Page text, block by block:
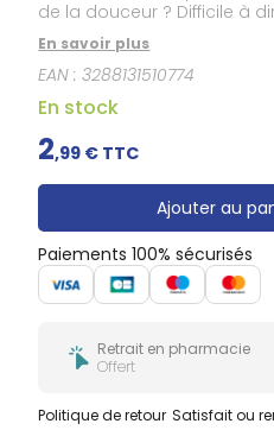
Douleurs
dentaires
Gencives
Hygiène
de la douceur ? Difficile à
des soins attentifs,
l’Agriculture Biologique.
En savoir plus
EAN :3288131510774
En stock
2,99 € TTC
Ajouter au
Paiements 100% sécurisés
Retrait en pharmacie
Offert
Politique de retour Satisfait ou